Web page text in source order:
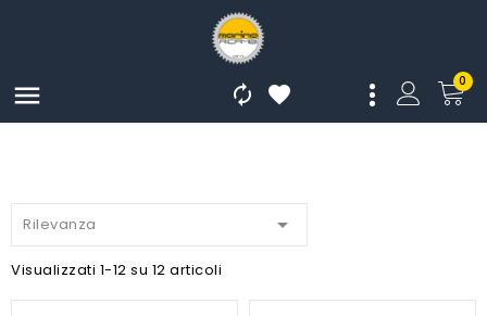
 0


Rilevanza 
Visualizzati 1-12 su 12 articoli